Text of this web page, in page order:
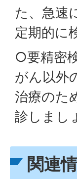
た、急速
定期的に
○要精密
がん以外
治療のた
診しまし
関連